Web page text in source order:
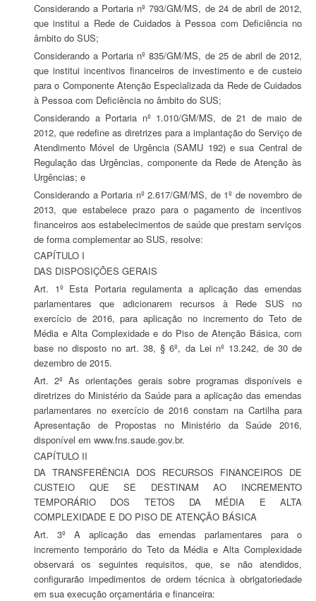
Considerando a Portaria nº 793/GM/MS, de 24 de abril de 2012,
que institui a Rede de Cuidados à Pessoa com Deficiência no
âmbito do SUS;
Considerando a Portaria nº 835/GM/MS, de 25 de abril de 2012,
que institui incentivos financeiros de investimento e de custeio
para o Componente Atenção Especializada da Rede de Cuidados
à Pessoa com Deficiência no âmbito do SUS;
Considerando a Portaria nº 1.010/GM/MS, de 21 de maio de
2012, que redefine as diretrizes para a implantação do Serviço de
Atendimento Móvel de Urgência (SAMU 192) e sua Central de
Regulação das Urgências, componente da Rede de Atenção às
Urgências; e
Considerando a Portaria nº 2.617/GM/MS, de 1º de novembro de
2013, que estabelece prazo para o pagamento de incentivos
financeiros aos estabelecimentos de saúde que prestam serviços
de forma complementar ao SUS, resolve:
CAPÍTULO I
DAS DISPOSIÇÕES GERAIS
Art. 1º Esta Portaria regulamenta a aplicação das emendas
parlamentares que adicionarem recursos à Rede SUS no
exercício de 2016, para aplicação no incremento do Teto de
Média e Alta Complexidade e do Piso de Atenção Básica, com
base no disposto no art. 38, § 6º, da Lei nº 13.242, de 30 de
dezembro de 2015.
Art. 2º As orientações gerais sobre programas disponíveis e
diretrizes do Ministério da Saúde para a aplicação das emendas
parlamentares no exercício de 2016 constam na Cartilha para
Apresentação de Propostas no Ministério da Saúde 2016,
disponível em www.fns.saude.gov.br.
CAPÍTULO II
DA TRANSFERÊNCIA DOS RECURSOS FINANCEIROS DE
CUSTEIO QUE SE DESTINAM AO INCREMENTO
TEMPORÁRIO DOS TETOS DA MÉDIA E ALTA
COMPLEXIDADE E DO PISO DE ATENÇÃO BÁSICA
Art. 3º A aplicação das emendas parlamentares para o
incremento temporário do Teto da Média e Alta Complexidade
observará os seguintes requisitos, que, se não atendidos,
configurarão impedimentos de ordem técnica à obrigatoriedade
em sua execução orçamentária e financeira: